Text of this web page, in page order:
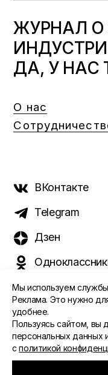
ЖУРНАЛ О
ДА, У НАС
О нас
ВКонтакте
Telegram
Дзен
©️ 2015 - 2026
защищены
ПОЛИТИКА
СОГЛАСИЕ
Мы используем
Реклама. Это нужно
удобнее.
Пользуясь сайтом, вы
персональных данных
сполитикой